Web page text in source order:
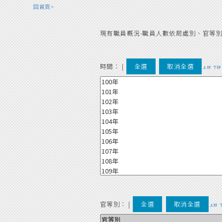
回首頁>
現有職員概況-職員人數依局處別、官等
時間： | 全選 取消全選 上移 下移
官等別： | 全選 取消全選 上移